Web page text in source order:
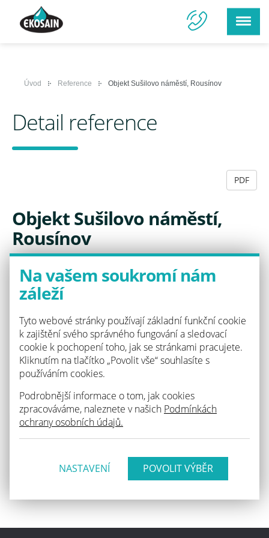
Na vašem soukromí nám
záleží
Tyto webové stránky používají základní funkční cookie
k zajištění svého správného fungování a sledovací
cookie k pochopení toho, jak se stránkami pracujete.
Kliknutím na tlačítko „Povolit vše“ souhlasíte s
používáním cookies.
Podrobnější informace o tom, jak cookies
zpracováváme, naleznete v našich Podmínkách
ochrany osobních údajů.
NASTAVENÍ
Úvod Reference Objekt Sušilovo náměstí, Rousínov
Detail reference
PDF
Objekt Sušilovo náměstí,
Rousínov
<p>Vlhkost
</p>
2016
p. Petr Horký
SAREP a.s.
dodatečná
izolace vodným roztokem siloxanu
Zpět na seznam